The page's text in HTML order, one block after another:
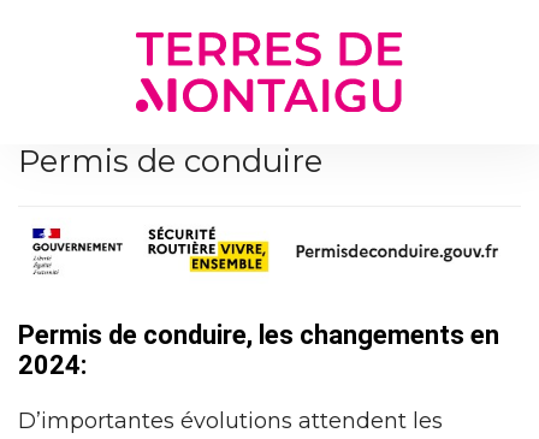
Permis de conduire
Permis de conduire, les changements en
2024:
D’importantes évolutions attendent les